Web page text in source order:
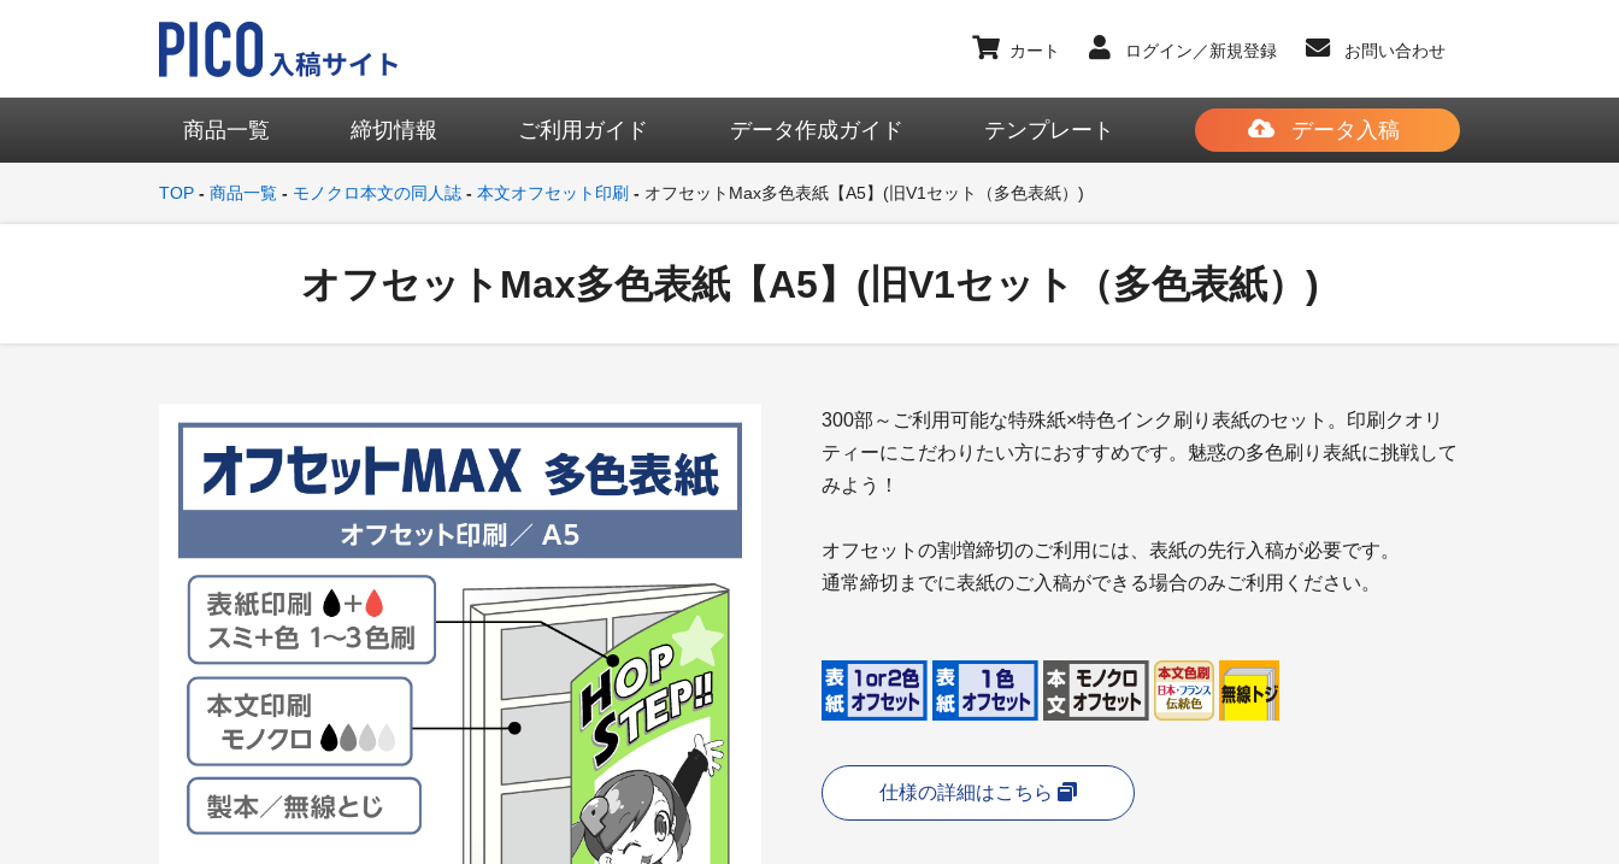
カート ログイン／新規登録 お問い合わせ
商品一覧 締切情報 ご利用ガイド データ作成ガイド テンプレート データ入稿
TOP 商品一覧 モノクロ本文の同人誌 本文オフセット印刷 オフセットMax多色表紙【A5】(旧V1セット（多色表紙）)
オフセットMax多色表紙【A5】(旧V1セット（多色表紙）)
300部～ご利用可能な特殊紙×特色インク刷り表紙のセット。印刷クオリ
ティーにこだわりたい方におすすめです。魅惑の多色刷り表紙に挑戦して
みよう！
オフセットの割増締切のご利用には、表紙の先行入稿が必要です。
通常締切までに表紙のご入稿ができる場合のみご利用ください。
仕様の詳細はこちら